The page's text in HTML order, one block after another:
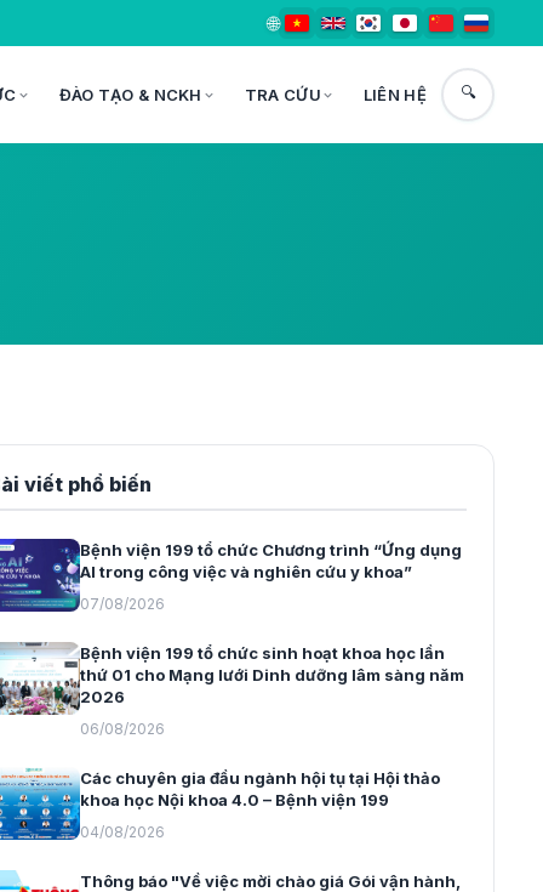
🌐
ĐÀO TẠO & NCKH TRA CỨU LIÊN HỆ 🔍
viết phổ biến
Bệnh viện 199 tổ chức Chương trình “Ứng dụng
AI trong công việc và nghiên cứu y khoa”
07/08/2026
Bệnh viện 199 tổ chức sinh hoạt khoa học lần
thứ 01 cho Mạng lưới Dinh dưỡng lâm sàng năm
2026
06/08/2026
Các chuyên gia đầu ngành hội tụ tại Hội thảo
khoa học Nội khoa 4.0 – Bệnh viện 199
04/08/2026
Thông báo "Về việc mời chào giá Gói vận hành,